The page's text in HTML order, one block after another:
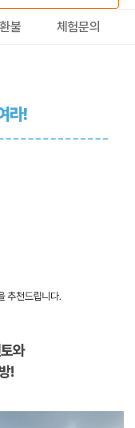
불 체험문의